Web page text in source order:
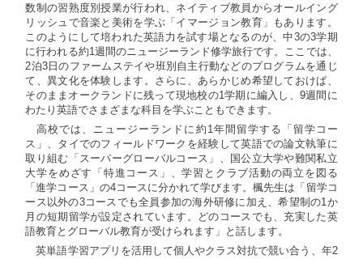
数制の習熟度別授業が行われ、ネイティブ教員からオールイング
リッシュで音楽と美術を学ぶ「イマージョン教育」もあります。
このようにして培われた英語力を試す場となるのが、中3の3学期
に行われる約1週間のニュージーランド修学旅行です。ここでは、
2泊3日のファームステイや班別自主行動などのプログラムを通じ
て、異文化を体験します。さらに、あらかじめ希望しておけば、
そのままオークランドに残って現地校の1学期に編入し、9週間に
わたり英語でさまざまな科目を学ぶこともできます。
高校では、ニュージーランドに約1年間留学する「留学コー
ス」、タイでのフィールドワークを経験して英語での論文執筆に
取り組む「スーパーグローバルコース」、国公立大学や難関私立
大学をめざす「特進コース」、学習とクラブ活動の両立を図る
「進学コース」の4コースに分かれて学びます。楓先生は「留学コ
ース以外の3コースでも全員参加の海外研修に加え、希望制の1か
月の短期留学が設定されています。どのコースでも、充実した英
語教育とグローバル教育が受けられます」と話します。
英単語学習アプリを活用して個人やクラス対抗で競い合う、年2